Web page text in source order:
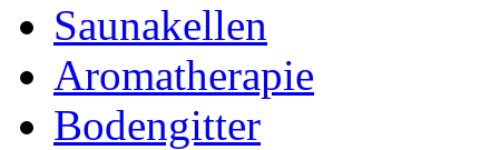
Saunakellen
Aromatherapie
Bodengitter